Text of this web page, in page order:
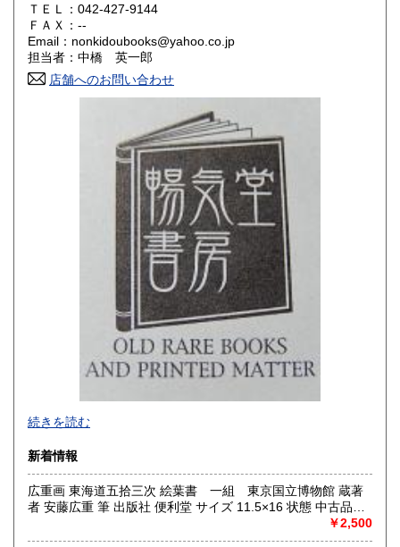
山口県 180円
香川県 180円 愛媛県
高知県
180円 長崎県
180円 大分県
180円 鹿児島県
180円
ＴＥＬ：042-427-9144
ＦＡＸ：--
Email：nonkidoubooks@yahoo.co.jp
担当者：中橋 英一郎
店舗へのお問い合わせ
最寄駅：花小金井
営業時間：10:00〜18:00
定休日：不定休
続きを読む
新着情報
広重画 東海道五拾三次 絵葉書 一組 東京国立博物館 蔵著
者 安藤広重 筆 出版社 便利堂 サイズ 11.5×16 状態 中古品
ト 53枚組 解説 ごあいさつ 帙 付
￥2,500